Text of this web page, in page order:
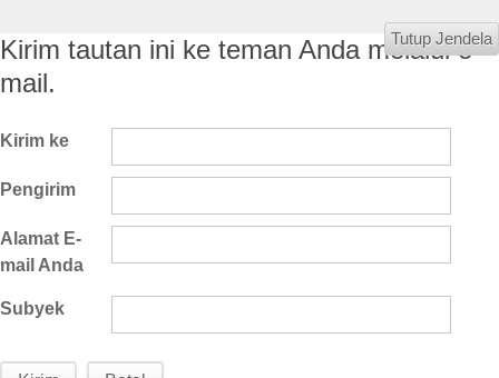
Kirim tautan ini ke teman Anda melalui e-
mail.
Tutup Jendela
Kirim ke
Pengirim
Alamat E-
mail Anda
Subyek